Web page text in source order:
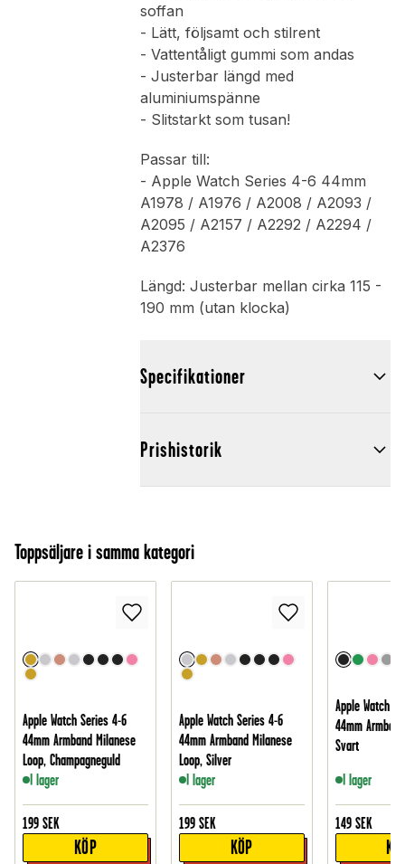
soffan
- Lätt, följsamt och stilrent
- Vattentåligt gummi som andas
- Justerbar längd med
aluminiumspänne
- Slitstarkt som tusan!
Passar till:
- Apple Watch Series 4-6 44mm
A1978 / A1976 / A2008 / A2093 /
A2095 / A2157 / A2292 / A2294 /
A2376
Längd: Justerbar mellan cirka 115 -
190 mm (utan klocka)
Specifikationer
Prishistorik
Toppsäljare i samma kategori
Apple Watch Series 4-6
44mm Armband Milanese
Loop, Champagneguld
I lager
199 SEK
KÖP
Apple Watch Series 4-6
44mm Armband Milanese
Loop, Silver
I lager
199 SEK
KÖP
Apple Watch
44mm
Svart
I lager
149 SEK